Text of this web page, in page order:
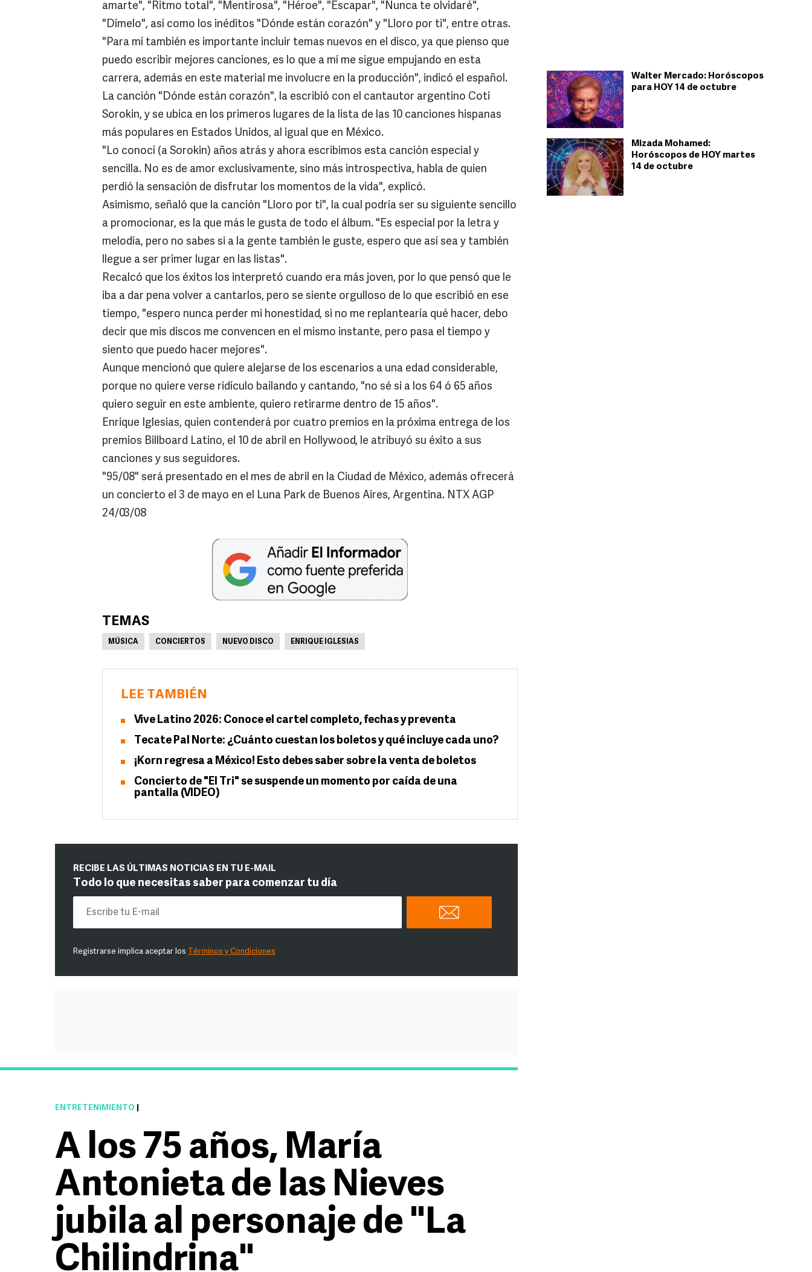
Walter Mercado: Horóscopos
para HOY 14 de octubre
Mizada Mohamed:
Horóscopos de HOY martes
14 de octubre
amarte", "Ritmo total", "Mentirosa", "Héroe", "Escapar", "Nunca te olvidaré",
"Dímelo", así como los inéditos "Dónde están corazón" y "Lloro por ti", entre otras.
"Para mí también es importante incluir temas nuevos en el disco, ya que pienso que
puedo escribir mejores canciones, es lo que a mí me sigue empujando en esta
carrera, además en este material me involucre en la producción", indicó el español.
La canción "Dónde están corazón", la escribió con el cantautor argentino Coti
Sorokin, y se ubica en los primeros lugares de la lista de las 10 canciones hispanas
más populares en Estados Unidos, al igual que en México.
"Lo conocí (a Sorokin) años atrás y ahora escribimos esta canción especial y
sencilla. No es de amor exclusivamente, sino más introspectiva, habla de quien
perdió la sensación de disfrutar los momentos de la vida", explicó.
Asimismo, señaló que la canción "Lloro por ti", la cual podría ser su siguiente sencillo
a promocionar, es la que más le gusta de todo el álbum. "Es especial por la letra y
melodía, pero no sabes si a la gente también le guste, espero que así sea y también
llegue a ser primer lugar en las listas".
Recalcó que los éxitos los interpretó cuando era más joven, por lo que pensó que le
iba a dar pena volver a cantarlos, pero se siente orgulloso de lo que escribió en ese
tiempo, "espero nunca perder mi honestidad, si no me replantearía qué hacer, debo
decir que mis discos me convencen en el mismo instante, pero pasa el tiempo y
siento que puedo hacer mejores".
Aunque mencionó que quiere alejarse de los escenarios a una edad considerable,
porque no quiere verse ridículo bailando y cantando, "no sé si a los 64 ó 65 años
quiero seguir en este ambiente, quiero retirarme dentro de 15 años".
Enrique Iglesias, quien contenderá por cuatro premios en la próxima entrega de los
premios Billboard Latino, el 10 de abril en Hollywood, le atribuyó su éxito a sus
canciones y sus seguidores.
"95/08" será presentado en el mes de abril en la Ciudad de México, además ofrecerá
un concierto el 3 de mayo en el Luna Park de Buenos Aires, Argentina. NTX AGP
24/03/08
TEMAS
MÚSICA CONCIERTOS NUEVO DISCO ENRIQUE IGLESIAS
LEE TAMBIÉN
Vive Latino 2026: Conoce el cartel completo, fechas y preventa
Tecate Pal Norte: ¿Cuánto cuestan los boletos y qué incluye cada uno?
¡Korn regresa a México! Esto debes saber sobre la venta de boletos
Concierto de "El Tri" se suspende un momento por caída de una
pantalla (VIDEO)
RECIBE LAS ÚLTIMAS NOTICIAS EN TU E-MAIL
Todo lo que necesitas saber para comenzar tu día
Registrarse implica aceptar los Términos y Condiciones
ENTRETENIMIENTO
A los 75 años, María
Antonieta de las Nieves
jubila al personaje de "La
Chilindrina"